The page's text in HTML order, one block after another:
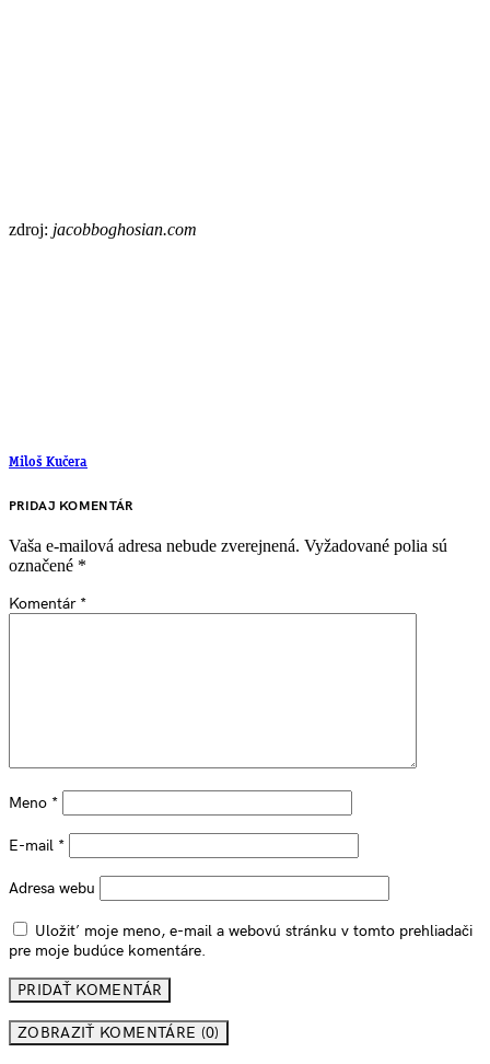
zdroj: jacobboghosian.com
Miloš Kučera
PRIDAJ KOMENTÁR
Vaša e-mailová adresa nebude zverejnená. Vyžadované polia sú
označené *
Komentár *
Meno *
E-mail *
Adresa webu
Uložiť moje meno, e-mail a webovú stránku v tomto prehliadači
pre moje budúce komentáre.
ZOBRAZIŤ KOMENTÁRE (0)